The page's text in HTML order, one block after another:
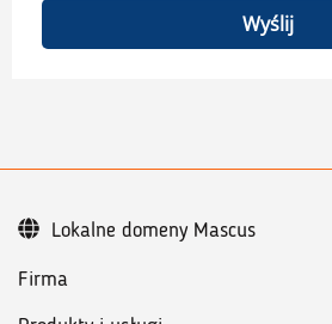
Wyślij
Firma
Lokalne domeny Mascus